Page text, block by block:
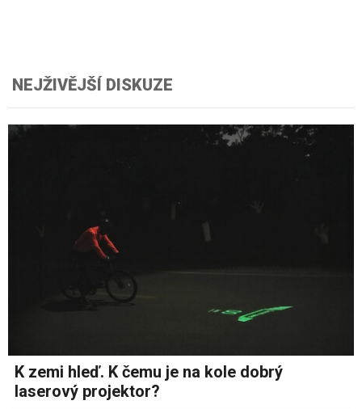
NEJŽIVĚJŠÍ DISKUZE
K zemi hleď. K čemu je na kole dobrý
laserový projektor?